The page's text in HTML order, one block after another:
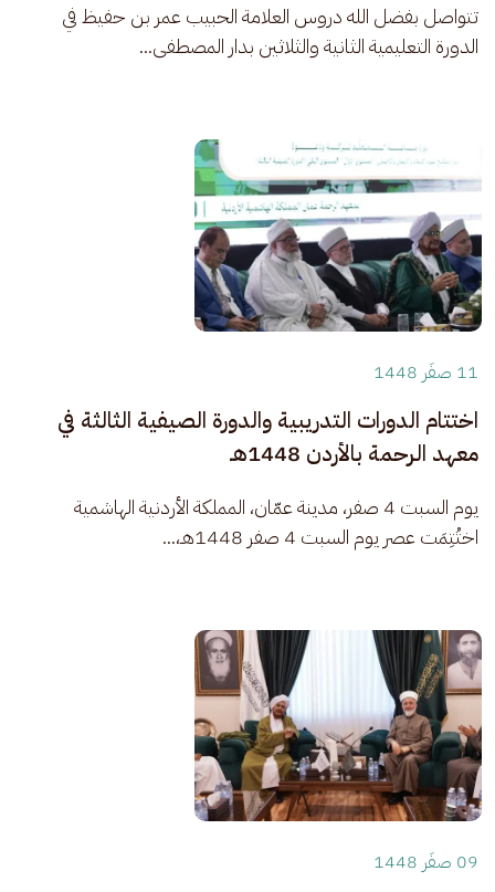
​تتواصل بفضل الله دروس العلامة الحبيب عمر بن حفيظ في
الدورة التعليمية الثانية والثلاثين بدار المصطفى...
11 صفَر 1448
اختتام الدورات التدريبية والدورة الصيفية الثالثة في
معهد الرحمة بالأردن 1448هـ
يوم السبت 4 صفر، مدينة عمّان، المملكة الأردنية الهاشمية
اختُتِمَت عصر يوم السبت 4 صفر 1448هـ،...
09 صفَر 1448